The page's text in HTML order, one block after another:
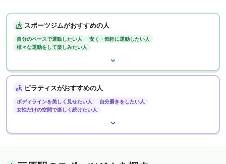
スポーツジムがおすすめの人
自分のペースで運動したい人
安く・気軽に運動したい人
様々な運動をして楽しみたい人
ピラティスがおすすめの人
ボディラインを美しく見せたい人
自分磨きをしたい人
女性だけの空間で楽しく続けたい人